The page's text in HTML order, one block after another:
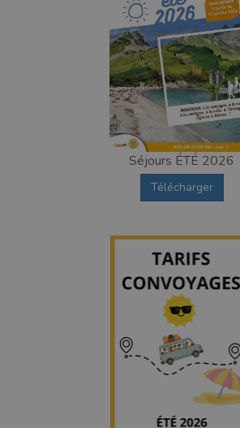
Séjours ÉTÉ 2026
Télécharger